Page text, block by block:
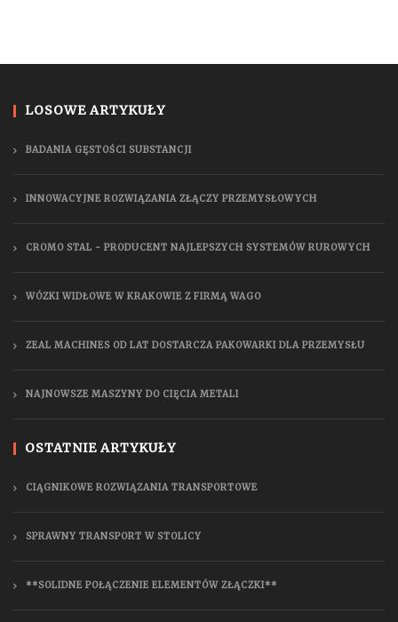
LOSOWE ARTYKUŁY
BADANIA GĘSTOŚCI SUBSTANCJI
INNOWACYJNE ROZWIĄZANIA ZŁĄCZY PRZEMYSŁOWYCH
CROMO STAL - PRODUCENT NAJLEPSZYCH SYSTEMÓW RUROWYCH
WÓZKI WIDŁOWE W KRAKOWIE Z FIRMĄ WAGO
ZEAL MACHINES OD LAT DOSTARCZA PAKOWARKI DLA PRZEMYSŁU
NAJNOWSZE MASZYNY DO CIĘCIA METALI
OSTATNIE ARTYKUŁY
CIĄGNIKOWE ROZWIĄZANIA TRANSPORTOWE
SPRAWNY TRANSPORT W STOLICY
**SOLIDNE POŁĄCZENIE ELEMENTÓW ZŁĄCZKI**